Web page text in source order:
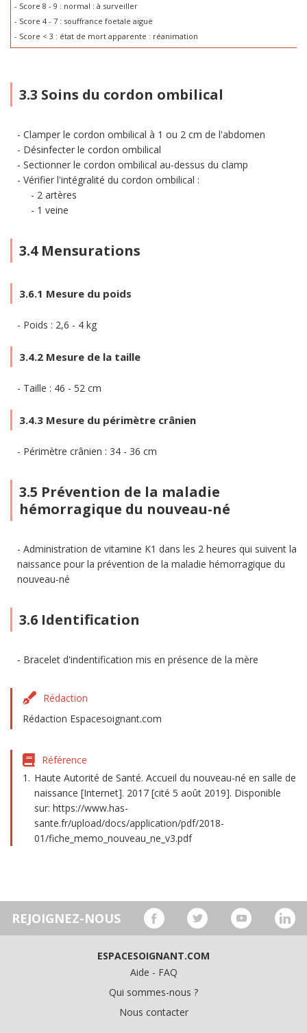
- Score 8 - 9 : normal : à surveiller
- Score 4 - 7 : souffrance foetale aiguë
- Score < 3 : état de mort apparente : réanimation
3.3 Soins du cordon ombilical
Clamper le cordon ombilical à 1 ou 2 cm de l'abdomen
Désinfecter le cordon ombilical
Sectionner le cordon ombilical au-dessus du clamp
Vérifier l'intégralité du cordon ombilical :
2 artères
1 veine
3.4 Mensurations
3.6.1 Mesure du poids
Poids : 2,6 - 4 kg
3.4.2 Mesure de la taille
Taille : 46 - 52 cm
3.4.3 Mesure du périmètre crânien
Périmètre crânien : 34 - 36 cm
3.5 Prévention de la maladie
hémorragique du nouveau-né
Administration de vitamine K1 dans les 2 heures qui suivent la
naissance pour la prévention de la maladie hémorragique du
nouveau-né
3.6 Identification
Bracelet d'indentification mis en présence de la mère
Rédaction
Rédaction Espacesoignant.com
Référence
Haute Autorité de Santé. Accueil du nouveau-né en salle de
naissance [Internet]. 2017 [cité 5 août 2019]. Disponible
sur: https://www.has-
sante.fr/upload/docs/application/pdf/2018-
01/fiche_memo_nouveau_ne_v3.pdf
REJOIGNEZ-NOUS
ESPACESOIGNANT.COM
Aide - FAQ
Qui sommes-nous ?
Nous contacter